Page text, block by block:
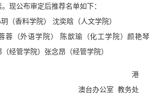
现公布审定后推荐名单如下：
（香料学院） 沈奕晗（人文学院）
蓉（外语学院） 陈歆瑜（化工学院）颜艳琴
（经管学院）张念昂（经管学院）
港
澳台办公室 教务处